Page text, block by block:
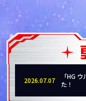
2026.07.07
「HG
た！